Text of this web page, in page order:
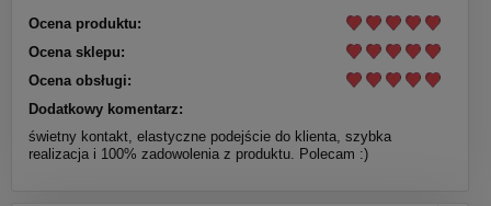
Ocena produktu:
Ocena sklepu:
Ocena obsługi:
Dodatkowy komentarz:
świetny kontakt, elastyczne podejście do klienta, szybka
realizacja i 100% zadowolenia z produktu. Polecam :)